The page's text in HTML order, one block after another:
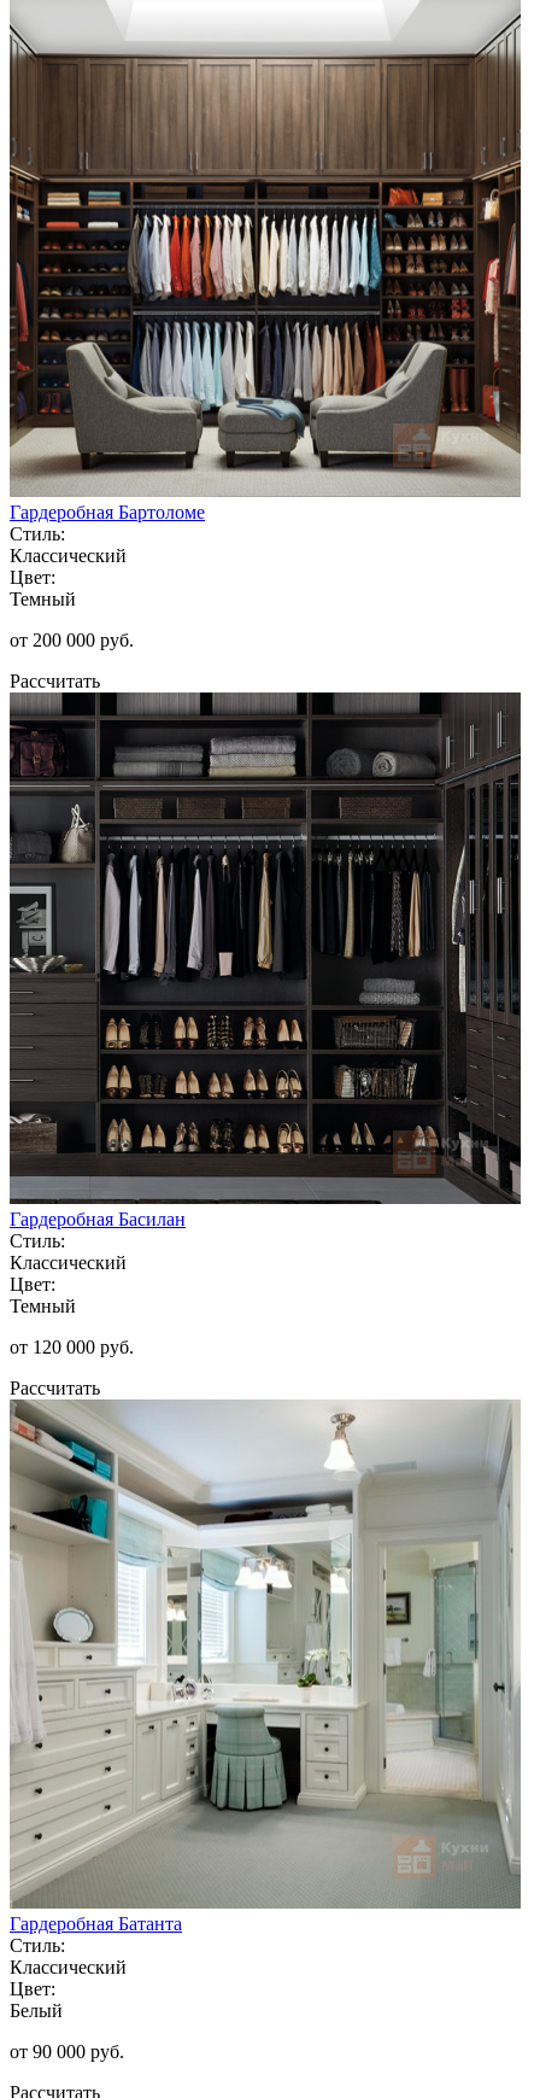
Гардеробная Бартоломе
Стиль:
Классический
Цвет:
Темный
от 200 000 руб.
Рассчитать
Гардеробная Басилан
Стиль:
Классический
Цвет:
Темный
от 120 000 руб.
Рассчитать
Гардеробная Батанта
Стиль:
Классический
Цвет:
Белый
от 90 000 руб.
Рассчитать